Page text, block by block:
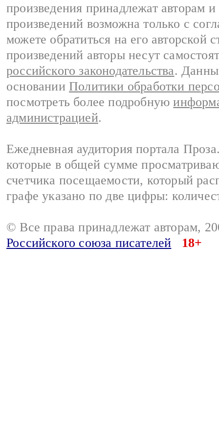
произведения принадлежат авторам
произведений возможна только с
можете обратиться на его авторской
произведений авторы несут
российского законодательства.
основании Политики обработки
посмотреть более подробную
администрацией.
Ежедневная аудитория портала
которые в общей сумме
счетчика посещаемости, который
графе указано по две цифры:
© Все права принадлежат авторам,
Российского союза писателей
18+